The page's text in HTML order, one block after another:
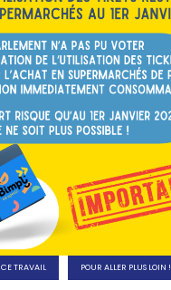
TRAVAIL POUR ALLER PLUS LOIN !